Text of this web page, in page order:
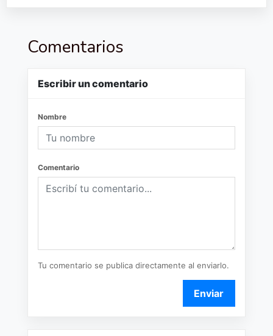
Comentarios
Escribir un comentario
Nombre
Comentario
Tu comentario se publica directamente al enviarlo.
Enviar